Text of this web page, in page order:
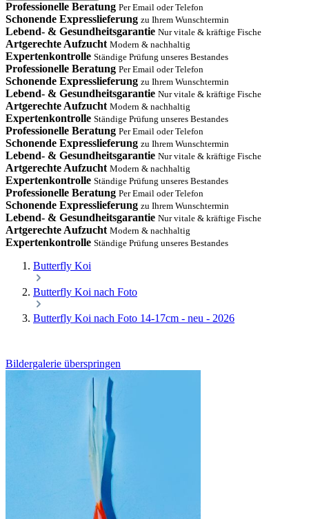
Professionelle Beratung Per Email oder Telefon
Schonende Expresslieferung zu Ihrem Wunschtermin
Lebend- & Gesundheitsgarantie Nur vitale & kräftige Fische
Artgerechte Aufzucht Modern & nachhaltig
Expertenkontrolle Ständige Prüfung unseres Bestandes
Professionelle Beratung Per Email oder Telefon
Schonende Expresslieferung zu Ihrem Wunschtermin
Lebend- & Gesundheitsgarantie Nur vitale & kräftige Fische
Artgerechte Aufzucht Modern & nachhaltig
Expertenkontrolle Ständige Prüfung unseres Bestandes
Professionelle Beratung Per Email oder Telefon
Schonende Expresslieferung zu Ihrem Wunschtermin
Lebend- & Gesundheitsgarantie Nur vitale & kräftige Fische
Artgerechte Aufzucht Modern & nachhaltig
Expertenkontrolle Ständige Prüfung unseres Bestandes
Professionelle Beratung Per Email oder Telefon
Schonende Expresslieferung zu Ihrem Wunschtermin
Lebend- & Gesundheitsgarantie Nur vitale & kräftige Fische
Artgerechte Aufzucht Modern & nachhaltig
Expertenkontrolle Ständige Prüfung unseres Bestandes
Butterfly Koi
Butterfly Koi nach Foto
Butterfly Koi nach Foto 14-17cm - neu - 2026
Bildergalerie überspringen